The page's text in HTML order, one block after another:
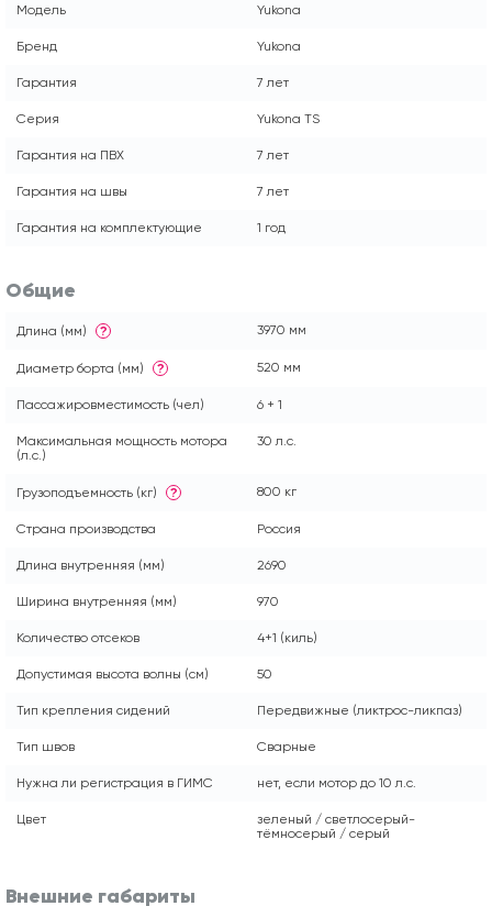
Модель Yukona
Бренд Yukona
Гарантия 7 лет
Серия Yukona TS
Гарантия на ПВХ 7 лет
Гарантия на швы 7 лет
Гарантия на комплектующие 1 год
Общие
Длина (мм) ? 3970 мм
Диаметр борта (мм) ? 520 мм
Пассажировместимость (чел) 6 + 1
Максимальная мощность мотора
(л.с.)
30 л.с.
Грузоподъемность (кг) ? 800 кг
Страна производства Россия
Длина внутренняя (мм) 2690
Ширина внутренняя (мм) 970
Количество отсеков 4+1 (киль)
Допустимая высота волны (см) 50
Тип крепления сидений Передвижные (ликтрос-ликпаз)
Тип швов Сварные
Нужна ли регистрация в ГИМС нет, если мотор до 10 л.с.
Цвет
зеленый / светлосерый-
тёмносерый / серый
Внешние габариты